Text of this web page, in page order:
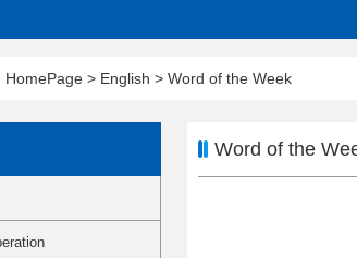
HomePage > English > Word of the Week
Word of the